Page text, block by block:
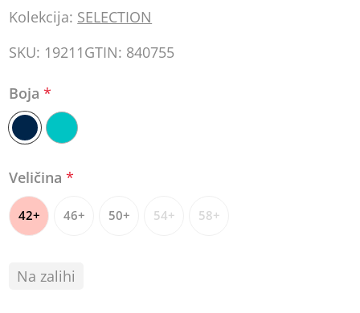
Kolekcija: SELECTION
SKU: 19211GTIN: 840755
Boja*
Veličina*
42+ 46+ 50+ 54+ 58+
Na zalihi